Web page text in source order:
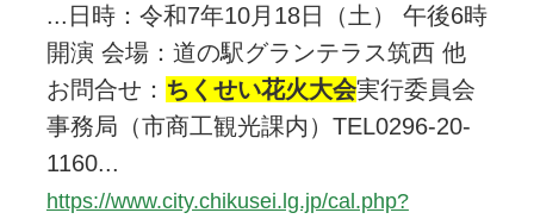
...日時：令和7年10月18日（土） 午後6時
開演 会場：道の駅グランテラス筑西 他
お問合せ： ちくせい花火大会実行委員会
事務局（市商工観光課内）TEL0296-20-
1160...
https://www.city.chikusei.lg.jp/cal.php?